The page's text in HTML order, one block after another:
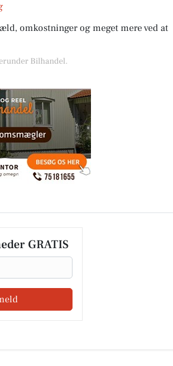
omkostninger og meget mere ved at
Bilhandel.
GRATIS